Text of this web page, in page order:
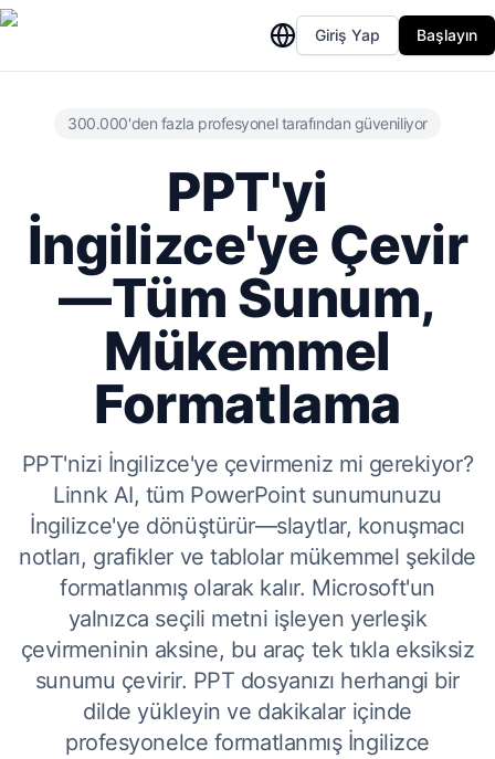
Giriş Yap Başlayın
300.000'den fazla profesyonel tarafından güveniliyor
PPT'yi
İngilizce'ye Çevir
—Tüm Sunum,
Mükemmel
Formatlama
PPT'nizi İngilizce'ye çevirmeniz mi gerekiyor?
Linnk AI, tüm PowerPoint sunumunuzu
İngilizce'ye dönüştürür—slaytlar, konuşmacı
notları, grafikler ve tablolar mükemmel şekilde
formatlanmış olarak kalır. Microsoft'un
yalnızca seçili metni işleyen yerleşik
çevirmeninin aksine, bu araç tek tıkla eksiksiz
sunumu çevirir. PPT dosyanızı herhangi bir
dilde yükleyin ve dakikalar içinde
profesyonelce formatlanmış İngilizce